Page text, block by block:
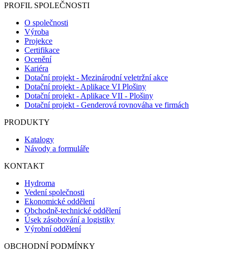
PROFIL SPOLEČNOSTI
O společnosti
Výroba
Projekce
Certifikace
Ocenění
Kariéra
Dotační projekt - Mezinárodní veletržní akce
Dotační projekt - Aplikace VI Plošiny
Dotační projekt - Aplikace VII - Plošiny
Dotační projekt - Genderová rovnováha ve firmách
PRODUKTY
Katalogy
Návody a formuláře
KONTAKT
Hydroma
Vedení společnosti
Ekonomické oddělení
Obchodně-technické oddělení
Úsek zásobování a logistiky
Výrobní oddělení
OBCHODNÍ PODMÍNKY